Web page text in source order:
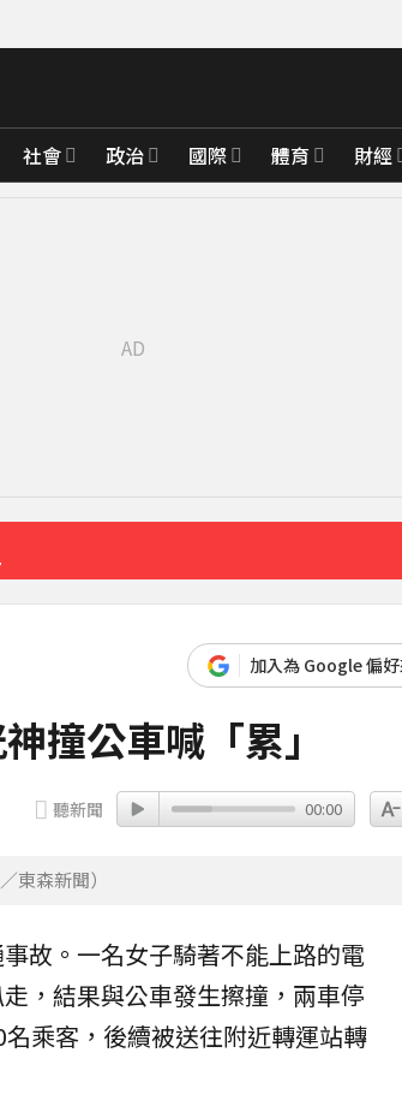
社會 政治 國際 體育 財經
加入為 Google 偏
撞公車喊「累」
聽新聞 00:00
東森新聞）
故。一名女子騎著不能上路的電
，結果與公車發生擦撞 ，兩車停
乘客，後續被送往附近轉運站轉